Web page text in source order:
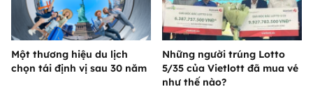
Một thương hiệu du lịch
chọn tái định vị sau 30 năm
Những người trúng Lotto
5/35 của Vietlott đã mua vé
như thế nào?